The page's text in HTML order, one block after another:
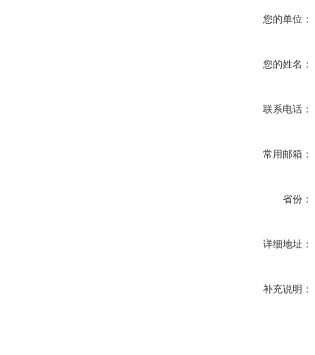
您的单位：
您的姓名：
联系电话：
常用邮箱：
省份：
详细地址：
补充说明：